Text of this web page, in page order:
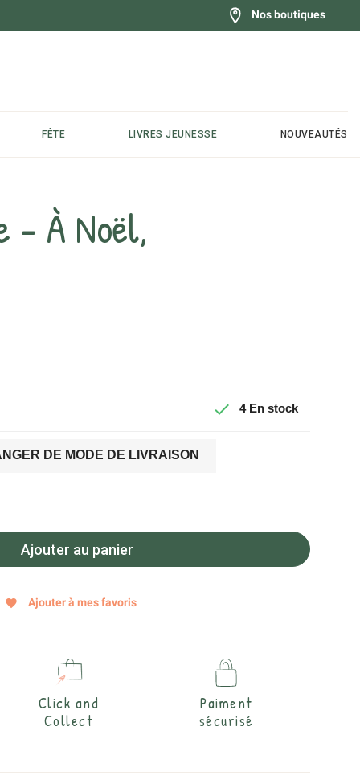
Nos boutiques
FÊTE LIVRES JEUNESSE NOUVEAUTÉS
- À Noël,
 4En stock
DE MODE DE LIVRAISON
Ajouter au panier
favorite Ajouter à mes favoris
Click and
Collect
Paiment
sécurisé